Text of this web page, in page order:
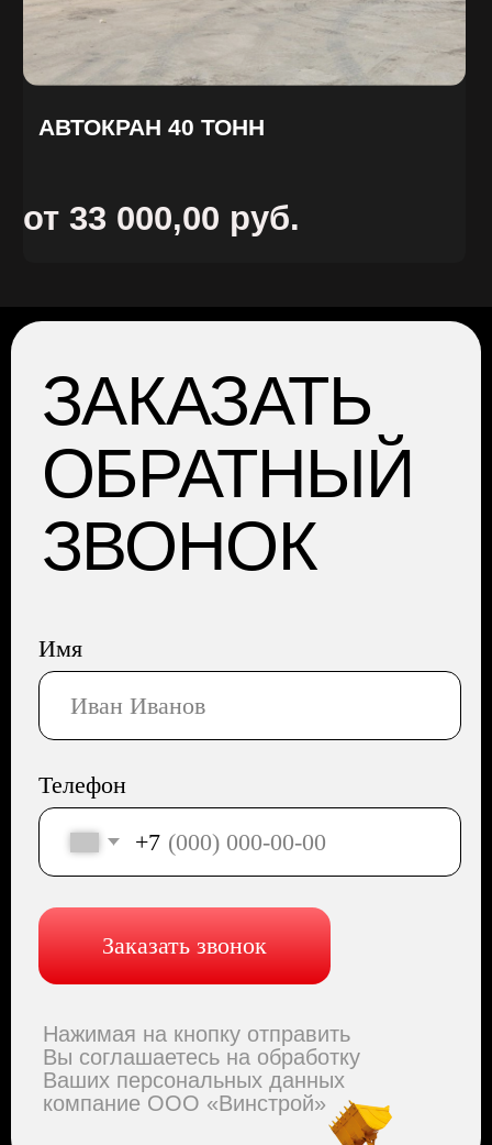
АДРЕС: Москва, Профсоюзная 57,
помещение 602
ГЛАВНАЯ
УСЛУГИ
ОТЗЫВЫ
КОНТАКТЫ
W.I.N.S.T.R.O.Y@ya.ru
+7 926 214-98-21
Есть вопросы?